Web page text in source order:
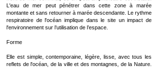
L'eau de mer peut pénétrer dans cette zone à marée
montante et sans retourner à marée descendante. Le rythme
respiratoire de l'océan implique dans le site un impact de
l'environnement sur l’utilisation de l’espace.
Forme
Elle est simple, contemporaine, légère, lisse, avec tous les
reflets de l'océan, de la ville et des montagnes, de la Nature.